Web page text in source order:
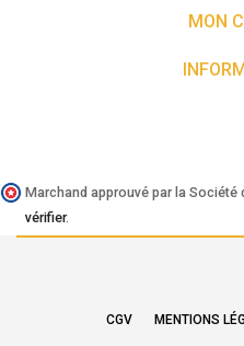
MON
Marchand approuvé par la Société
vérifier.
CGV MENTIONS